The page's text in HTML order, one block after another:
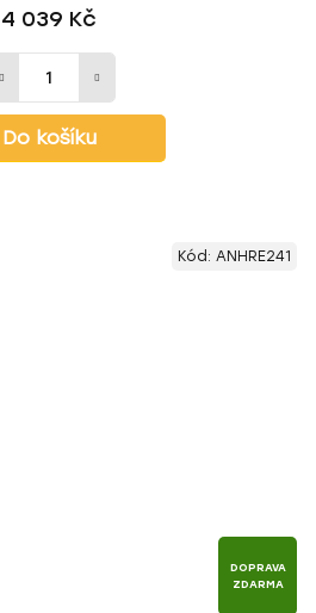
4 039 Kč
Do košíku
DOPRAVA
ZDARMA
Kód: ANHRE241